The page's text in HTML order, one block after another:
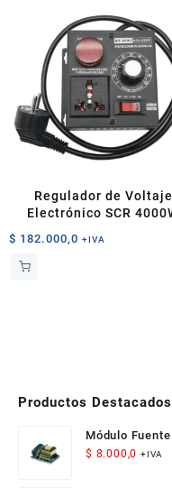
Regulador de Voltaje
Electrónico SCR
$ 182.000,0 +IVA
Productos Destacados
Módulo
300mA 3.5W
$ 8.000,0 +IVA